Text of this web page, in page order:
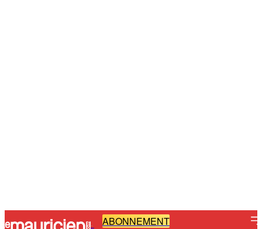
- ABONNEMENT